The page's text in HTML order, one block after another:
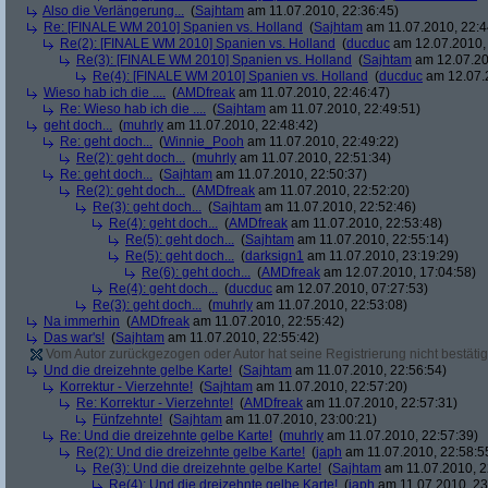
Also die Verlängerung... (Sajhtam am 11.07.2010, 22:36:45)
Re: [FINALE WM 2010] Spanien vs. Holland (Sajhtam am 11.07.2010,
Re(2): [FINALE WM 2010] Spanien vs. Holland (ducduc am
Re(3): [FINALE WM 2010] Spanien vs. Holland (Sajhtam am
Re(4): [FINALE WM 2010] Spanien vs. Holland (ducduc am
Wieso hab ich die .... (AMDfreak am 11.07.2010, 22:46:47)
Re: Wieso hab ich die .... (Sajhtam am 11.07.2010, 22:49:51)
geht doch... (muhrly am 11.07.2010, 22:48:42)
Re: geht doch... (Winnie_Pooh am 11.07.2010, 22:49:22)
Re(2): geht doch... (muhrly am 11.07.2010, 22:51:34)
Re: geht doch... (Sajhtam am 11.07.2010, 22:50:37)
Re(2): geht doch... (AMDfreak am 11.07.2010, 22:52:20)
Re(3): geht doch... (Sajhtam am 11.07.2010, 22:52:46)
Re(4): geht doch... (AMDfreak am 11.07.2010, 22:53:48)
Re(5): geht doch... (Sajhtam am 11.07.2010, 22:55:14)
Re(5): geht doch... (darksign1 am 11.07.2010, 23:19:29)
Re(6): geht doch... (AMDfreak am 12.07.2010, 17:04:58)
Re(4): geht doch... (ducduc am 12.07.2010, 07:27:53)
Re(3): geht doch... (muhrly am 11.07.2010, 22:53:08)
Na immerhin (AMDfreak am 11.07.2010, 22:55:42)
Das war's! (Sajhtam am 11.07.2010, 22:55:42)
Vom Autor zurückgezogen oder Autor hat seine Registrierung nicht
Und die dreizehnte gelbe Karte! (Sajhtam am 11.07.2010, 22:56:54)
Korrektur - Vierzehnte! (Sajhtam am 11.07.2010, 22:57:20)
Re: Korrektur - Vierzehnte! (AMDfreak am 11.07.2010, 22:57:31)
Fünfzehnte! (Sajhtam am 11.07.2010, 23:00:21)
Re: Und die dreizehnte gelbe Karte! (muhrly am 11.07.2010, 22:57:39)
Re(2): Und die dreizehnte gelbe Karte! (japh am 11.07.2010,
Re(3): Und die dreizehnte gelbe Karte! (Sajhtam am 11.07.2010,
Re(4): Und die dreizehnte gelbe Karte! (japh am 11.07.2010,